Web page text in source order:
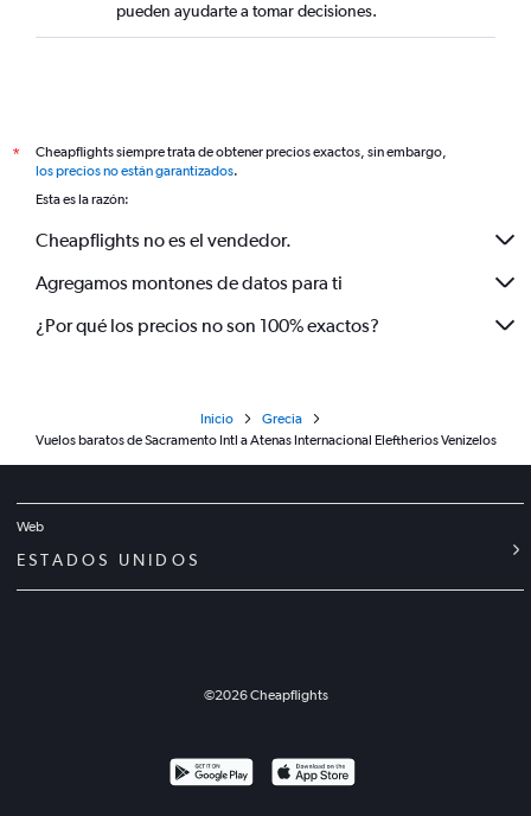
pueden ayudarte a tomar decisiones.
*
Cheapflights siempre trata de obtener precios exactos, sin embargo,
los precios no están garantizados.
Esta es la razón:
Cheapflights no es el vendedor.
Agregamos montones de datos para ti
¿Por qué los precios no son 100% exactos?
Inicio
Grecia
Vuelos baratos de Sacramento Intl a Atenas Internacional Eleftherios Venizelos
Web
ESTADOS UNIDOS
©2026Cheapflights